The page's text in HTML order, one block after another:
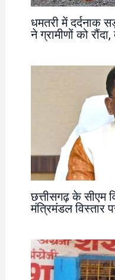
धमतरी में दर्दनाक
ने ग्रामीणों को
छत्तीसगढ़ के सीएम
मंत्रिमंडल विस्तार